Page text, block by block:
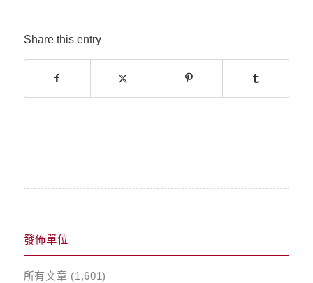
Share this entry
發佈單位
所有文章 (1,601)